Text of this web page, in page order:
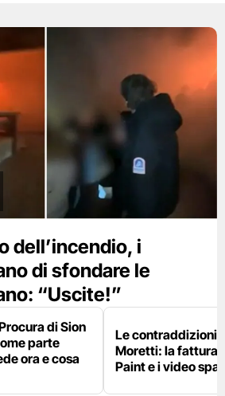
dell’incendio, i
di sfondare le
“Uscite!”
di Sion
parte
ora e cosa
Le contraddizioni
Moretti: la fattura
Paint e i video